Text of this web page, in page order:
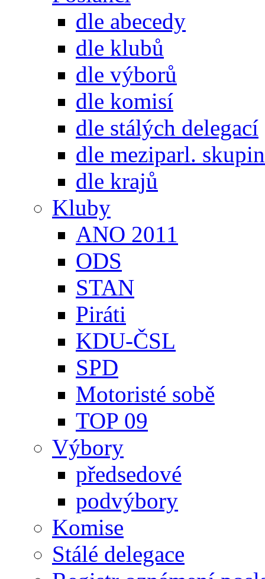
dle abecedy
dle klubů
dle výborů
dle komisí
dle stálých delegací
dle meziparl. skupin
dle krajů
Kluby
ANO 2011
ODS
STAN
Piráti
KDU-ČSL
SPD
Motoristé sobě
TOP 09
Výbory
předsedové
podvýbory
Komise
Stálé delegace